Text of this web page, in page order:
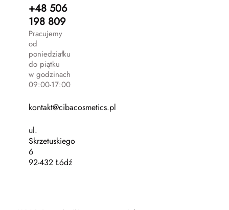
+48 506
198 809
Pracujemy
od
poniedziałku
do piątku
w godzinach
09:00-17:00
kontakt@cibacosmetics.pl
ul.
Skrzetuskiego
6
92-432 Łódź